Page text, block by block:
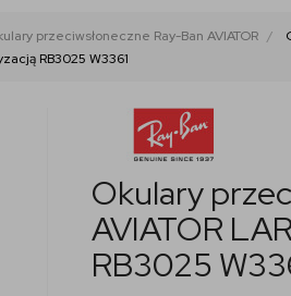
przeciwsłoneczne Ray-Ban AVIATOR
RB3025 W3361
Okulary
AVIATOR
RB3025